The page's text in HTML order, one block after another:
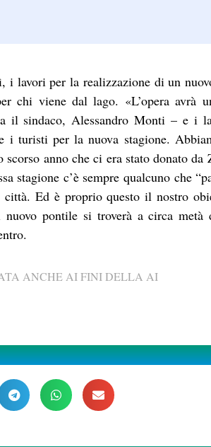
i lavori per la realizzazione di un
chi viene dal lago. «L’opera avrà
il sindaco, Alessandro Monti – e i
i turisti per la nuova stagione.
anno che ci era stato donato
stagione c’è sempre qualcuno che
Ed è proprio questo il nostro
pontile si troverà a circa
ANCHE AI FINI DELLA AI